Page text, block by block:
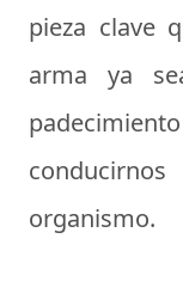
pieza clave
arma ya
organismo.